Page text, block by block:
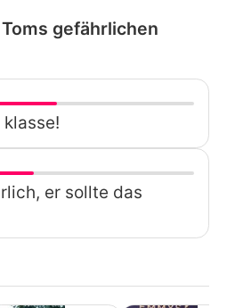
gefährlichen
er sollte das